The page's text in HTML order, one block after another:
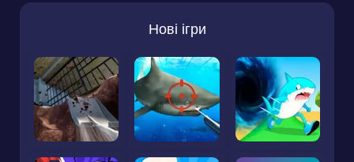
Нові ігри